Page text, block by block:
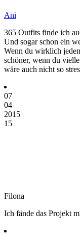
Ani
365 Outfits finde ich
Und sogar schon ein
Wenn du wirklich
schöner, wenn du
wäre auch nicht so
07
04
2015
15
Filona
Ich fände das Projekt